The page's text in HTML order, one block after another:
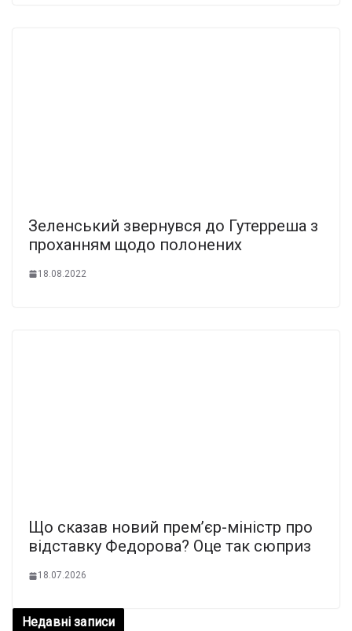
Зеленський звернувся до Гутерреша з
проханням щодо полонених
18.08.2022
Що скaзав новий пpем’єр-міністр про
відcтавку Федopова? Оце так сюпpиз
18.07.2026
Недавні записи